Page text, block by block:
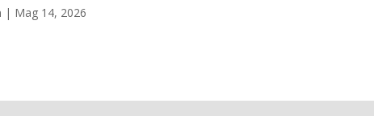
| Mag 14, 2026